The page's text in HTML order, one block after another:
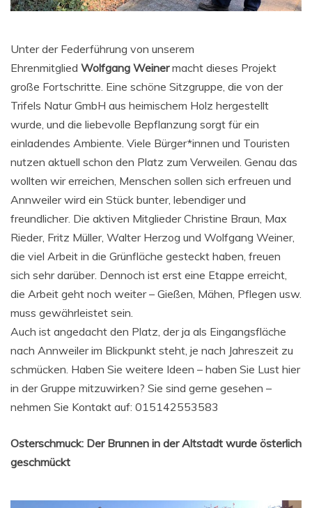
Unter der Federführung von unserem
Ehrenmitglied Wolfgang Weinermacht dieses Projekt
große Fortschritte. Eine schöne Sitzgruppe, die von der
Trifels Natur GmbH aus heimischem Holz hergestellt
wurde, und die liebevolle Bepflanzung sorgt für ein
einladendes Ambiente. Viele Bürger*innen und Touristen
nutzen aktuell schon den Platz zum Verweilen. Genau das
wollten wir erreichen, Menschen sollen sich erfreuen und
Annweiler wird ein Stück bunter, lebendiger und
freundlicher. Die aktiven Mitglieder Christine Braun, Max
Rieder, Fritz Müller, Walter Herzog und Wolfgang Weiner,
die viel Arbeit in die Grünfläche gesteckt haben, freuen
sich sehr darüber. Dennoch ist erst eine Etappe erreicht,
die Arbeit geht noch weiter – Gießen, Mähen, Pflegen usw.
muss gewährleistet sein.
Auch ist angedacht den Platz, der ja als Eingangsfläche
nach Annweiler im Blickpunkt steht, je nach Jahreszeit zu
schmücken. Haben Sie weitere Ideen – haben Sie Lust hier
in der Gruppe mitzuwirken? Sie sind gerne gesehen –
nehmen Sie Kontakt auf: 015142553583
Osterschmuck: Der Brunnen in der Altstadt wurde österlich
geschmückt